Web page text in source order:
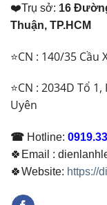
❤️Trụ sở: 16
Thuận, TP.HCM
⭐CN : 140/35 Cầu
⭐CN : 2034D Tổ
Uyên
☎ Hotline:
🍀Email :
🍀Website: https://